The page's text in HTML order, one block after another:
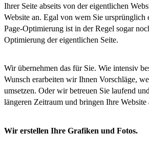
Ihrer Seite abseits von der eigentlichen
Website an. Egal von wem Sie
Page-Optimierung ist in der Regel sogar
Optimierung der eigentlichen Seite.
Wir übernehmen das für Sie. Wie intensiv
Wunsch erarbeiten wir Ihnen Vorschläge,
umsetzen. Oder wir betreuen Sie laufend
längeren Zeitraum und bringen Ihre Website
Wir erstellen Ihre Grafiken und Fotos.